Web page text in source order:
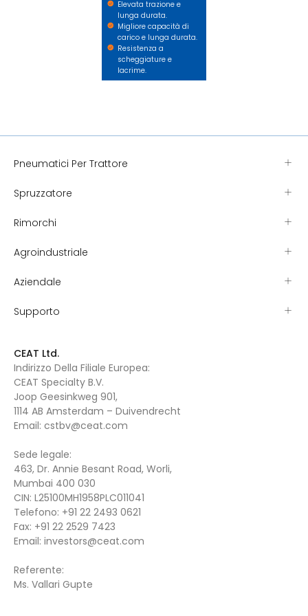
Elevata trazione e
lunga durata.
Migliore capacità di
carico e lunga durata.
Resistenza a
scheggiature e
lacrime.
Pneumatici Per Trattore
Spruzzatore
Rimorchi
Agroindustriale
Aziendale
Supporto
CEAT Ltd.
Indirizzo Della Filiale Europea:
CEAT Specialty B.V.
Joop Geesinkweg 901,
1114 AB Amsterdam – Duivendrecht
Email: cstbv@ceat.com
Sede legale:
463, Dr. Annie Besant Road, Worli,
Mumbai 400 030
CIN: L25100MH1958PLC011041
Telefono: +91 22 2493 0621
Fax: +91 22 2529 7423
Email: investors@ceat.com
Referente:
Ms. Vallari Gupte